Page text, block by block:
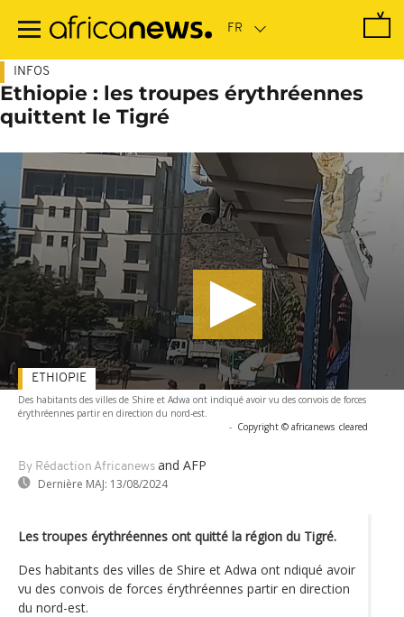
contenu
INFOS
Ethiopie : les troupes érythréennes
quittent le Tigré
Des habitants des villes de Shire et Adwa ont indiqué avoir vu des convois de forces
érythréennes partir en direction du nord-est.
- Copyright © africanews cleared
By Rédaction Africanews and AFP
Dernière MAJ: 13/08/2024
ETHIOPIE
Les troupes érythréennes ont quitté la région du Tigré.
Des habitants des villes de Shire et Adwa ont ndiqué avoir
vu des convois de forces érythréennes partir en direction
du nord-est.